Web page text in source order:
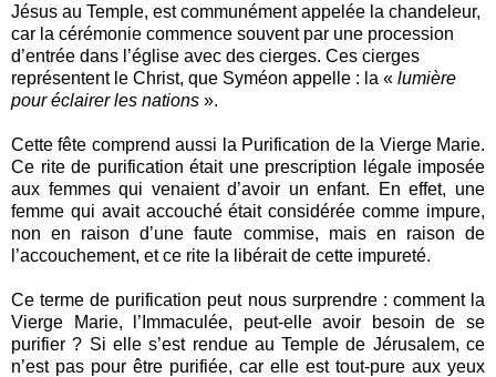
Jésus au Temple, est communément appelée la chandeleur,
car la cérémonie commence souvent par une procession
d’entrée dans l’église avec des cierges. Ces cierges
représentent le Christ, que Syméon appelle : la « lumière
pour éclairer les nations ».
Cette fête comprend aussi la Purification de la Vierge Marie.
Ce rite de purification était une prescription légale imposée
aux femmes qui venaient d’avoir un enfant. En effet, une
femme qui avait accouché était considérée comme impure,
non en raison d’une faute commise, mais en raison de
l’accouchement, et ce rite la libérait de cette impureté.
Ce terme de purification peut nous surprendre : comment la
Vierge Marie, l’Immaculée, peut-elle avoir besoin de se
purifier ? Si elle s’est rendue au Temple de Jérusalem, ce
n’est pas pour être purifiée, car elle est tout-pure aux yeux